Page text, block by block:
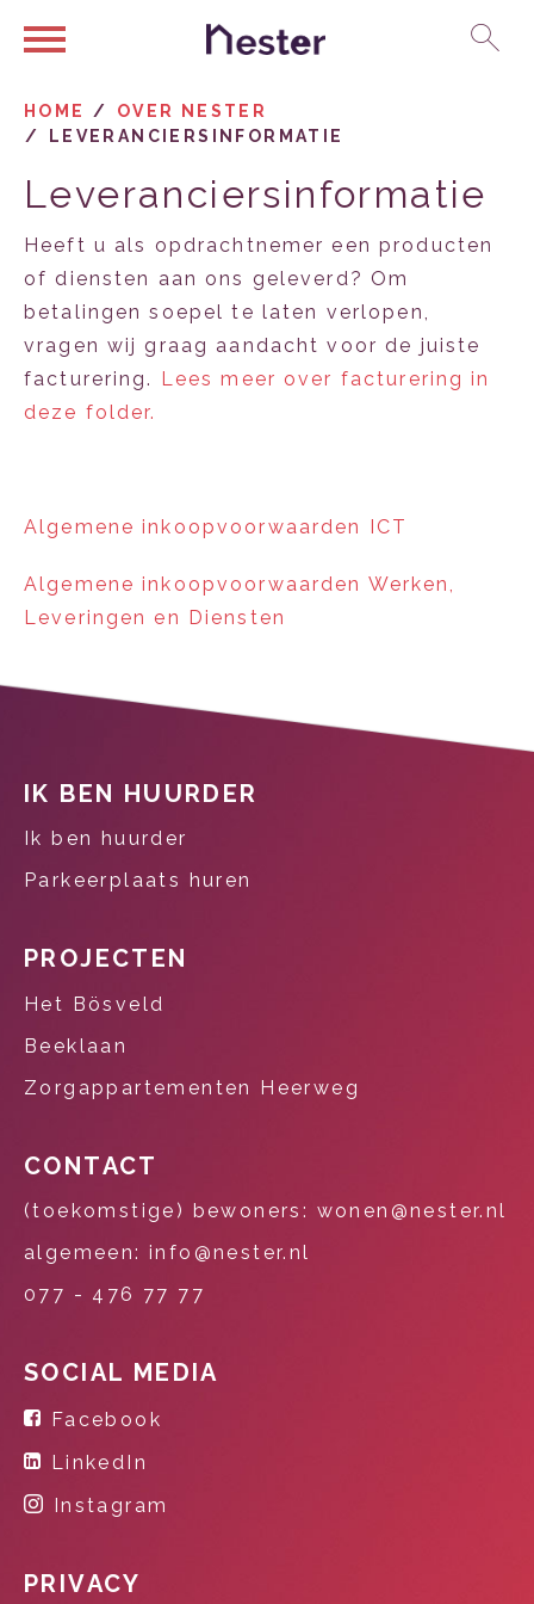
Naar hoofdinhoud
Naar hoofdnavigatiemenu
Naar zoeken
Naar de homepage
Ga naar Hoofd
HOME
OVER NESTER
LEVERANCIERSINFORMATIE
Leveranciersinformatie
Heeft u als opdrachtnemer een producten
of diensten aan ons geleverd? Om
betalingen soepel te laten verlopen,
vragen wij graag aandacht voor de juiste
facturering. Lees meer over facturering in
deze folder.
Algemene inkoopvoorwaarden ICT
Algemene inkoopvoorwaarden Werken,
Leveringen en Diensten
Contactinformatie
IK BEN HUURDER
Ik ben huurder
Parkeerplaats huren
PROJECTEN
Het Bösveld
Beeklaan
Zorgappartementen Heerweg
CONTACT
(toekomstige) bewoners: wonen@nester.nl
algemeen: info@nester.nl
077 - 476 77 77
SOCIAL MEDIA
Facebook
LinkedIn
Instagram
PRIVACY